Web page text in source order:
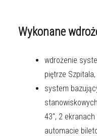
Wykonane
wdrożenie
piętrze Szpitala,
system
43", 2
automacie